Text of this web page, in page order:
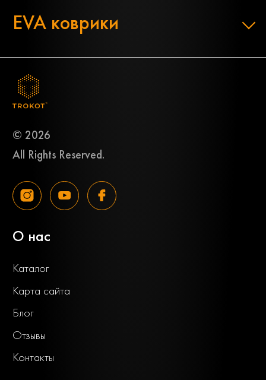
EVA коврики
© 2026
All Rights Reserved.
О нас
Каталог
Карта сайта
Блог
Отзывы
Контакты